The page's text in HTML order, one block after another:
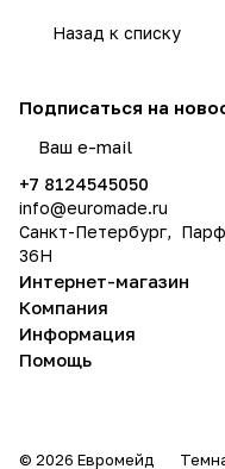
Назад к списку
Подписаться на
+7 8124545050
info@euromade.ru
Санкт-Петербург,
36Н
Интернет-магазин
Компания
Информация
Помощь
© 2026 Евромейд